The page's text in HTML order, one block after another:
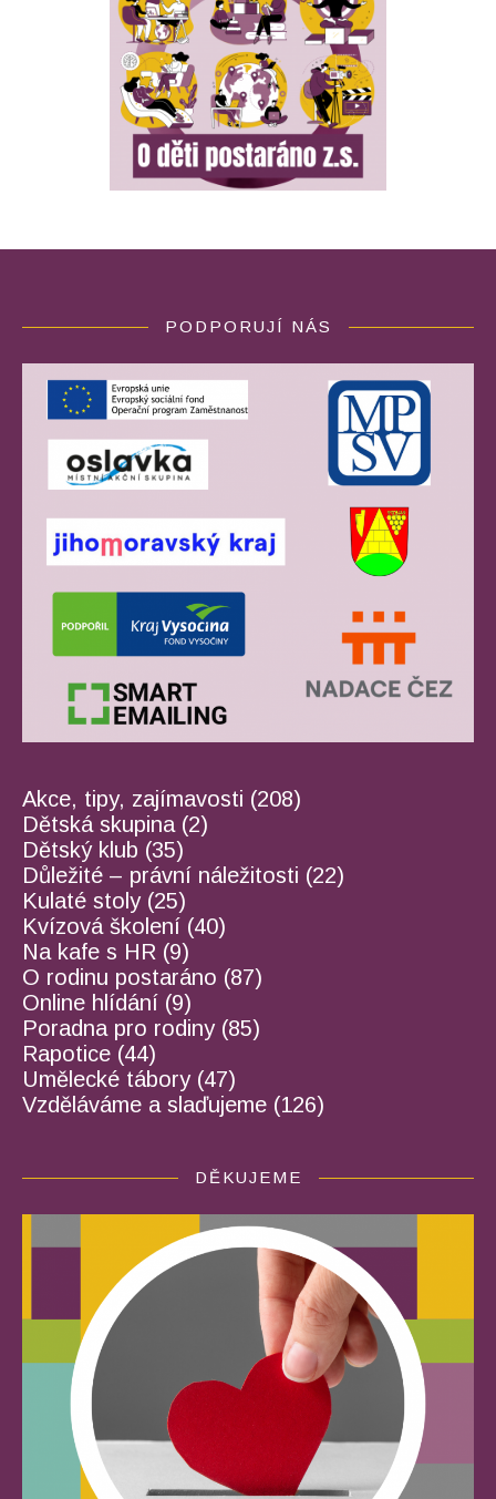
PODPORUJÍ NÁS
Akce, tipy, zajímavosti (208)
Dětská skupina(2)
Dětský klub (35)
Důležité – právní náležitosti (22)
Kulaté stoly(25)
Kvízová školení (40)
Na kafe s HR (9)
O rodinu postaráno (87)
Online hlídání (9)
Poradna pro rodiny(85)
Rapotice (44)
Umělecké tábory(47)
Vzděláváme a slaďujeme (126)
DĚKUJEME